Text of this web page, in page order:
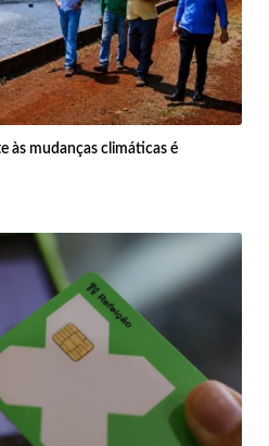
às mudanças climáticas é